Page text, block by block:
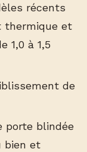
récents
thermique et
1,0 à 1,5
de
porte blindée
bien et